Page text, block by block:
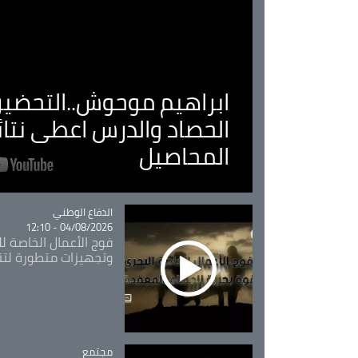
ابراهيم
الحصاد والدرس اعطى
المحاصيل
Catégorie
الدفاع الوطني
04/08/2026 - 12:10
فوج الأعمال الخاصة
وتجهيزات متطورة
Catégorie
مجتمع